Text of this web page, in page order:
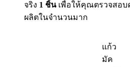
จริง 1 ชิ้นเพื่อให้คุณตรวจสอบ
ผลิตในจำนวนมาก
แก้ว
มัค